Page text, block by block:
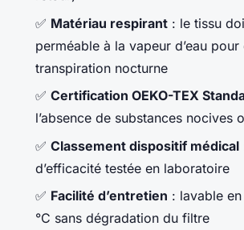
✅ Matériau respirant : le tissu
perméable à la vapeur d’eau pour
transpiration nocturne
✅ Certification OEKO-TEX
l’absence de substances nocives
✅ Classement dispositif médical
d’efficacité testée en laboratoire
✅ Facilité d’entretien : lavable
°C sans dégradation du filtre